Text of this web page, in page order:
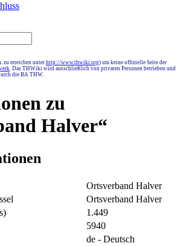
zu erreichen unter http://www.thwiki.org) um keine offizielle Seite der
. Das THWiki wird ausschließlich von privaten Personen betrieben und
die BA THW.
zu
Halver“
Ortsverband Halver
Ortsverband Halver
1.449
5940
de - Deutsch